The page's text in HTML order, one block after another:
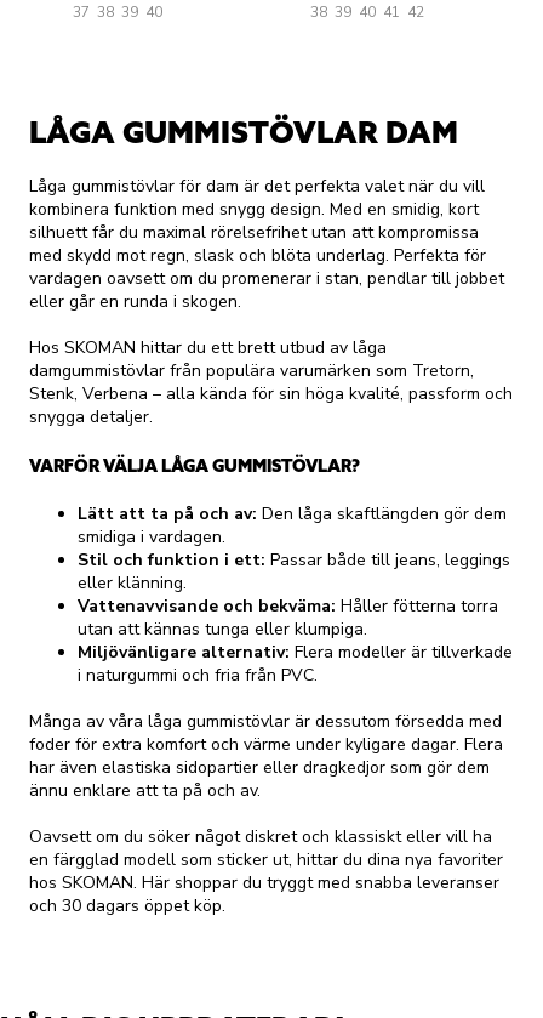
37 38 39 40 38 39 40 41 42
LÅGA GUMMISTÖVLAR DAM
Låga gummistövlar för dam är det perfekta valet när du vill
kombinera funktion med snygg design. Med en smidig, kort
silhuett får du maximal rörelsefrihet utan att kompromissa
med skydd mot regn, slask och blöta underlag. Perfekta för
vardagen oavsett om du promenerar i stan, pendlar till jobbet
eller går en runda i skogen.
Hos SKOMAN hittar du ett brett utbud av låga
damgummistövlar från populära varumärken som Tretorn,
Stenk, Verbena – alla kända för sin höga kvalité, passform och
snygga detaljer.
VARFÖR VÄLJA LÅGA GUMMISTÖVLAR?
Lätt att ta på och av: Den låga skaftlängden gör dem
smidiga i vardagen.
Stil och funktion i ett: Passar både till jeans, leggings
eller klänning.
Vattenavvisande och bekväma: Håller fötterna torra
utan att kännas tunga eller klumpiga.
Miljövänligare alternativ: Flera modeller är tillverkade
i naturgummi och fria från PVC.
Många av våra låga gummistövlar är dessutom försedda med
foder för extra komfort och värme under kyligare dagar. Flera
har även elastiska sidopartier eller dragkedjor som gör dem
ännu enklare att ta på och av.
Oavsett om du söker något diskret och klassiskt eller vill ha
en färgglad modell som sticker ut, hittar du dina nya favoriter
hos SKOMAN. Här shoppar du tryggt med snabba leveranser
och 30 dagars öppet köp.